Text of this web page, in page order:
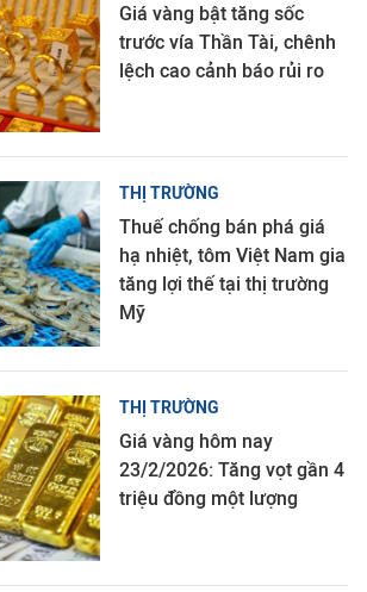
Giá vàng bật tăng sốc
trước vía Thần Tài, chênh
lệch cao cảnh báo rủi ro
THỊ TRƯỜNG
Thuế chống bán phá giá
hạ nhiệt, tôm Việt Nam gia
tăng lợi thế tại thị trường
Mỹ
THỊ TRƯỜNG
Giá vàng hôm nay
23/2/2026: Tăng vọt gần 4
triệu đồng một lượng